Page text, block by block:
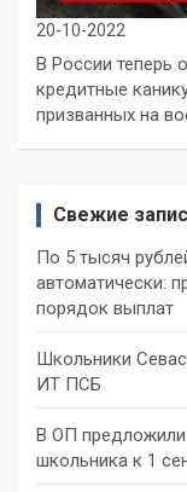
20-10-2022
В России теперь
кредитные
призванных на
Свежие
По 5 тысяч
автоматически:
порядок выплат
Школьники
ИТ ПСБ
В ОП предложили
школьника к 1